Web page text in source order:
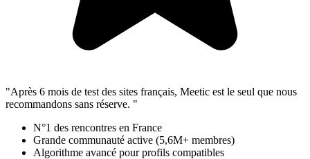
"Après 6 mois de test des sites français, Meetic est le seul que nous
recommandons sans réserve. "
N°1 des rencontres en France
Grande communauté active (5,6M+ membres)
Algorithme avancé pour profils compatibles